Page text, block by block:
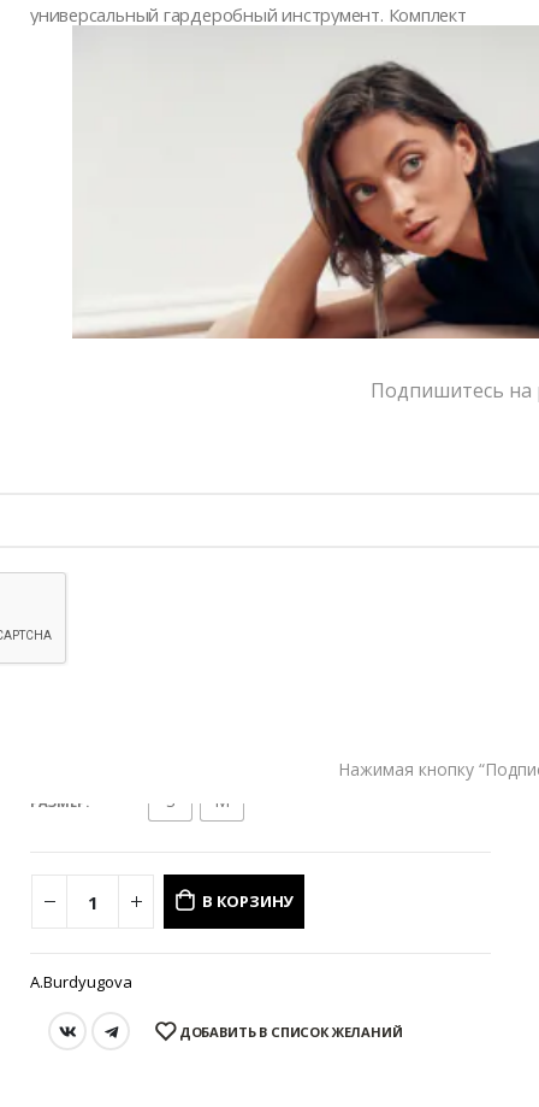
универсальный гардеробный инструмент. Комплект
раздельно, создавая разные стилистические
решения. Блузка легко сочетается с брюками, а юбка
из роз эффектно работает с лонгсливами, корсетами
и минималистичными топами. Фактурный низ и
чистая геометрия верха создают баланс
драматичности и современного минимализма.
Идеально для мероприятий, съёмок и стильных
Особенности:
РАЗМЕР S M
В КОРЗИНУ
A.Burdyugova
ДОБАВИТЬ В СПИСОК ЖЕЛАНИЙ
Подпишитесь на
Нажимая кнопку